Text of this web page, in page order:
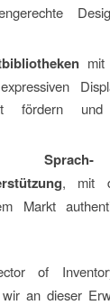
mit
fördern und
, mit
Markt
of
an dieser